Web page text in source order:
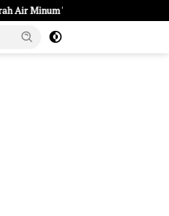
Dharma Purabaya Kabupaten